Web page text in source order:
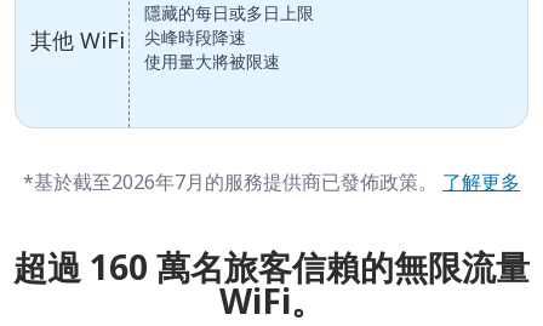
其他 WiFi
隱藏的每日或多日上限
尖峰時段降速
使用量大將被限速
*基於截至2026年7月的服務提供商已發佈政策。 了解更多
超過 160 萬名旅客信賴的無限流量
WiFi。